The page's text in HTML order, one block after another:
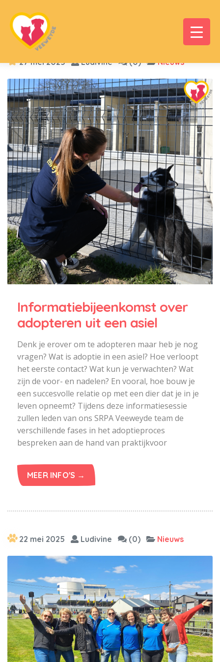
27 mei 2025 Ludivine (0) Nieuws
Informatiebijeenkomst over
adopteren uit een asiel
Denk je erover om te adopteren maar heb je nog
vragen? Wat is adoptie in een asiel? Hoe verloopt
het eerste contact? Wat kun je verwachten? Wat
zijn de voor- en nadelen? En vooral, hoe bouw je
een succesvolle relatie op met een dier dat je in je
leven opneemt? Tijdens deze informatiesessie
zullen leden van ons SRPA Veeweyde team de
verschillende fases in het adoptieproces
bespreken aan de hand van praktijkvoor
MEER INFO'S →
22 mei 2025 Ludivine (0) Nieuws